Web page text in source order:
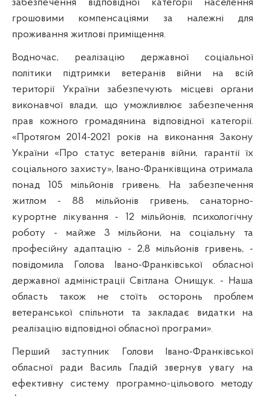
забезпечення відповідної категорії населення
грошовими компенсаціями за належні для
проживання житлові приміщення.
Водночас, реалізацію державної соціальної
політики підтримки ветеранів війни на всій
території України забезпечують місцеві органи
виконавчої влади, що уможливлює забезпечення
прав кожного громадянина відповідної категорії.
«Протягом 2014-2021 років на виконання Закону
України «Про статус ветеранів війни, гарантії їх
соціального захисту», Івано-Франківщина отримала
понад 105 мільйонів гривень. На забезпечення
житлом - 88 мільйонів гривень, санаторно-
курортне лікування - 12 мільйонів, психологічну
роботу - майже 3 мільйони, на соціальну та
професійну адаптацію - 2,8 мільйонів гривень, -
повідомила Голова Івано-Франківської обласної
державної адміністрації Світлана Онищук. - Наша
область також не стоїть осторонь проблем
ветеранської спільноти та закладає видатки на
реалізацію відповідної обласної програми».
Перший заступник Голови Івано-Франківської
обласної ради Василь Гладій звернув увагу на
ефективну систему програмно-цільового методу